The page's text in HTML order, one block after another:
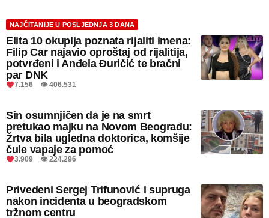
NAJČITANIJE U POSLJEDNJA 3 DANA
Elita 10 okuplja poznata rijaliti imena:
Filip Car najavio oproštaj od rijalitija,
potvrđeni i Anđela Đuričić te bračni
par DNK
7.156 👁 406.531
Sin osumnjičen da je na smrt
pretukao majku na Novom Beogradu:
Žrtva bila ugledna doktorica, komšije
čule vapaje za pomoć
3.909 👁 224.296
Privedeni Sergej Trifunović i supruga
nakon incidenta u beogradskom
tržnom centru